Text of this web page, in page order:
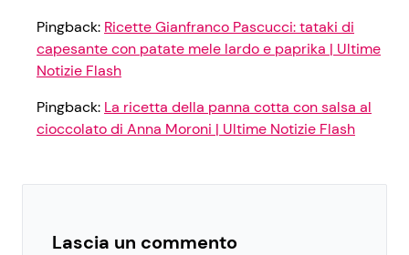
Pingback: Ricette Gianfranco Pascucci: tataki di
capesante con patate mele lardo e paprika | Ultime
Notizie Flash
Pingback: La ricetta della panna cotta con salsa al
cioccolato di Anna Moroni | Ultime Notizie Flash
Lascia un commento